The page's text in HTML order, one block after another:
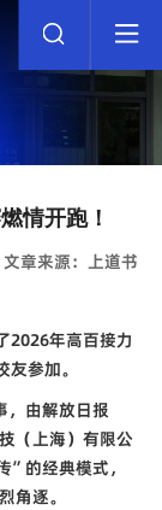
情开跑！
文章来源：上道书
2026年高百接力
友参加。
，由解放日报
（上海）有限公
的经典模式，
角逐。